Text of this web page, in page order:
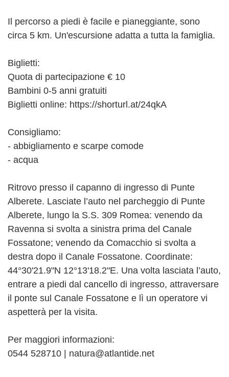
Il percorso a piedi è facile e pianeggiante, sono
circa 5 km. Un'escursione adatta a tutta la famiglia.
Biglietti:
Quota di partecipazione € 10
Bambini 0-5 anni gratuiti
Biglietti online: https://shorturl.at/24qkA
Consigliamo:
- abbigliamento e scarpe comode
- acqua
Ritrovo presso il capanno di ingresso di Punte
Alberete. Lasciate l’auto nel parcheggio di Punte
Alberete, lungo la S.S. 309 Romea: venendo da
Ravenna si svolta a sinistra prima del Canale
Fossatone; venendo da Comacchio si svolta a
destra dopo il Canale Fossatone. Coordinate:
44°30'21.9"N 12°13'18.2"E. Una volta lasciata l’auto,
entrare a piedi dal cancello di ingresso, attraversare
il ponte sul Canale Fossatone e lì un operatore vi
aspetterà per la visita.
Per maggiori informazioni:
0544 528710 | natura@atlantide.net